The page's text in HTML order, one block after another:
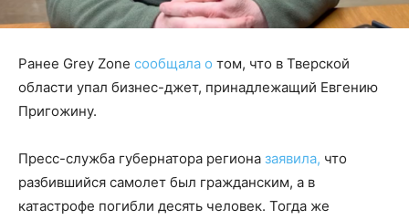
Ранее Grey Zone сообщала о том, что в Тверской
области упал бизнес-джет, принадлежащий Евгению
Пригожину.
Пресс-служба губернатора региона заявила, что
разбившийся самолет был гражданским, а в
катастрофе погибли десять человек. Тогда же